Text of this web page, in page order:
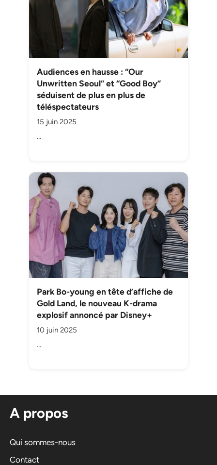
Audiences en hausse : “Our
Unwritten Seoul” et “Good Boy”
séduisent de plus en plus de
téléspectateurs
15 juin 2025
…
Park Bo-young en tête d’affiche de
Gold Land, le nouveau K-drama
explosif annoncé par Disney+
10 juin 2025
…
A propos
Qui sommes-nous
Contact